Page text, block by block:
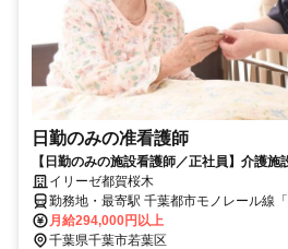
日勤のみの准看護師
【日勤のみの施設看護師／正社員】介護
イリーゼ都賀桜木
勤務地・最寄駅 千葉都市モノレール線
1.0kｍ) ※車通勤OK
月給294,000円以上
千葉県千葉市若葉区